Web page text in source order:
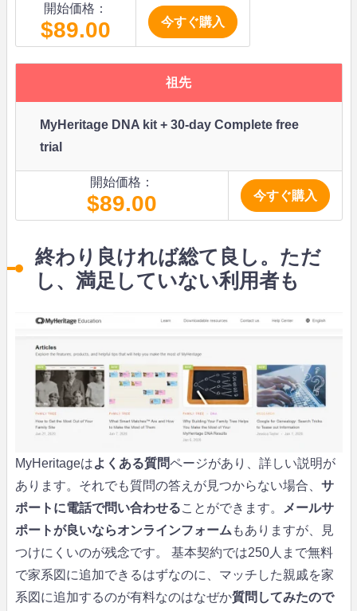
開始価格：
$89.00 今すぐ購入
祖先
MyHeritage DNA kit + 30-day Complete free
trial
開始価格：
$89.00 今すぐ購入
終わり良ければ総て良し。ただ
し、満足していない利用者も
MyHeritageはよくある質問ページがあり、詳しい説明が
あります。それでも質問の答えが見つからない場合、 サ
ポートに電話で問い合わせることができます。
メールサ
ポートが良いならオンラインフォーム もありますが、見
つけにくいのが残念です。 基本契約では250人まで無料
で家系図に追加できるはずなのに、マッチした親戚を家
系図に追加するのが有料なのはなぜか質問してみたので